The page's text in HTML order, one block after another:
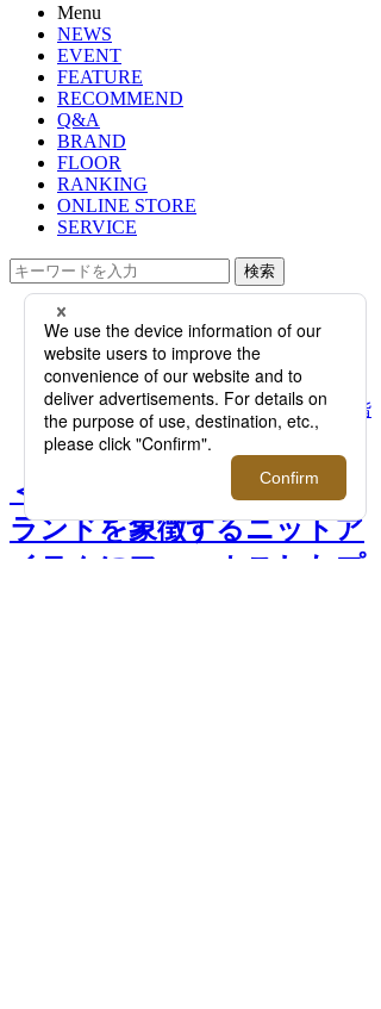
Menu
NEWS
EVENT
FEATURE
RECOMMEND
Q&A
BRAND
FLOOR
RANKING
ONLINE STORE
SERVICE
検索
TOP
PHOTO
＜トゥモローランド＞｜ブランドを
象徴するニットアイテムにフォーカ
スしたプロモーションをメンズ館1階
で開催！【伊勢丹新宿店】
＜トゥモローランド＞｜ブ
ランドを象徴するニットア
イテムにフォーカスしたプ